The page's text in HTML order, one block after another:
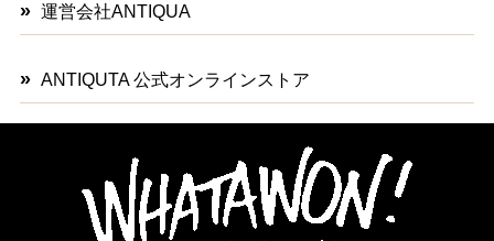
運営会社ANTIQUA
ANTIQUTA 公式オンラインストア